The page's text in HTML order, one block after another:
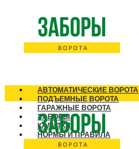
АВТОМАТИЧЕСКИЕ ВОРОТА
ПОДЪЕМНЫЕ ВОРОТА
ГАРАЖНЫЕ ВОРОТА
ЗАБОРЫ
КАЛИТКИ
НОРМЫ И ПРАВИЛА